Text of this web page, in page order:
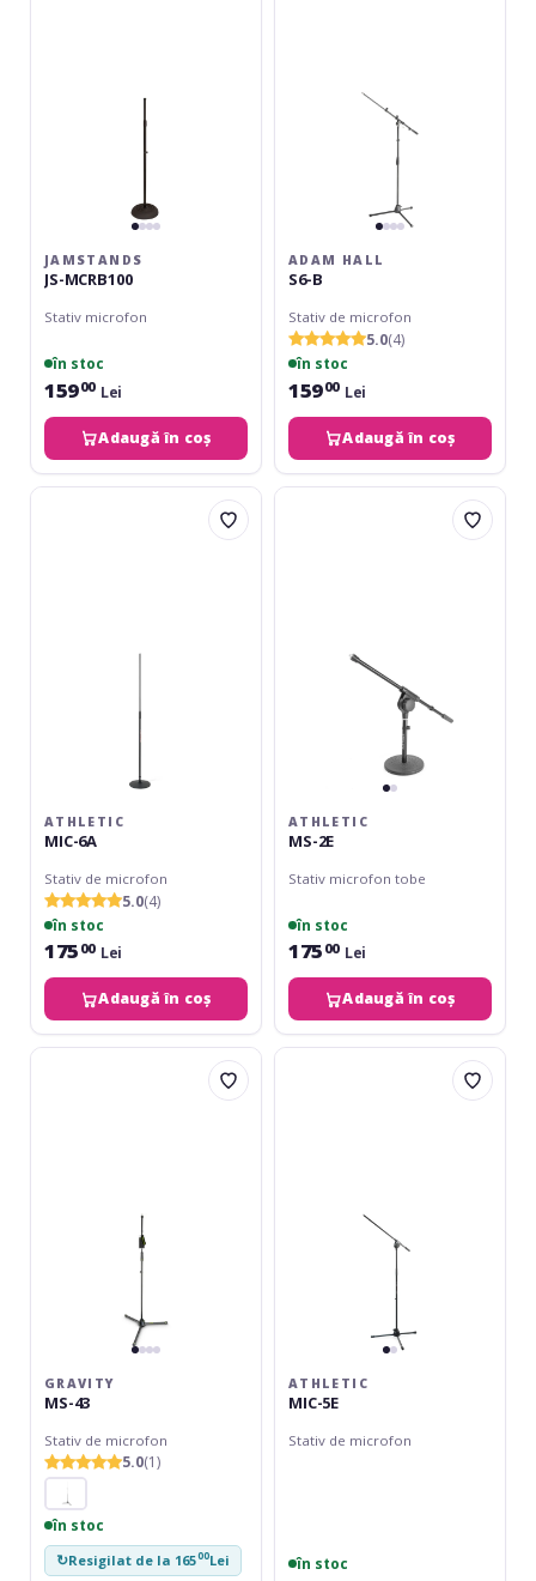
JAMSTANDS
JS-MCRB100
Stativ microfon
în stoc
15900 Lei
Adaugă în coș
ADAM HALL
S6-B
Stativ de microfon
5.0(4)
în stoc
15900 Lei
Adaugă în coș
Athletic
ATHLETIC
MIC-6A
Stativ de microfon
5.0(4)
în stoc
175 00 Lei
Adaugă în coș
Athletic
ATHLETIC
MS-2E
Stativ microfon tobe
în stoc
175 00 Lei
Adaugă în coș
Gravity
GRAVITY
MS-43
Stativ de microfon
5.0(1)
în stoc
↻Resigilat de la 16500Lei
Athletic
ATHLETIC
MIC-5E
Stativ de microfon
în stoc